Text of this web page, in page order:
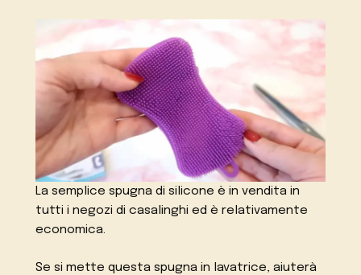
La semplice spugna di silicone è in vendita in
tutti i negozi di casalinghi ed è relativamente
economica.
Se si mette questa spugna in lavatrice, aiuterà